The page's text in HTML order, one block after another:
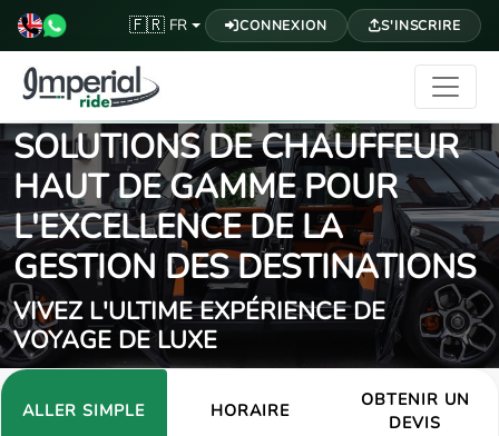
🇫🇷 FR CONNEXION S'INSCRIRE
SOLUTIONS DE CHAUFFEUR
HAUT DE GAMME POUR
L'EXCELLENCE DE LA
GESTION DES DESTINATIONS
VIVEZ L'ULTIME EXPÉRIENCE DE
VOYAGE DE LUXE
ALLER SIMPLE HORAIRE
OBTENIR UN
DEVIS